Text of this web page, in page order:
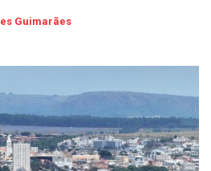
Guimarães